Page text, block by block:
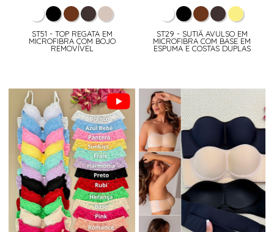
ST51 - TOP REGATA EM
MICROFIBRA COM BOJO
REMOVÍVEL
ST29 - SUTIÃ AVULSO EM
MICROFIBRA COM BASE EM
ESPUMA E COSTAS DUPLAS